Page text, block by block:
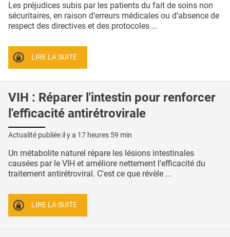
Les préjudices subis par les patients du fait de soins non
sécuritaires, en raison d’erreurs médicales ou d’absence de
respect des directives et des protocoles ...
LIRE LA SUITE
VIH : Réparer l'intestin pour renforcer
l'efficacité antirétrovirale
Actualité publiée il y a 17 heures 59 min
Un métabolite naturel répare les lésions intestinales
causées par le VIH et améliore nettement l'efficacité du
traitement antirétroviral. C'est ce que révèle ...
LIRE LA SUITE